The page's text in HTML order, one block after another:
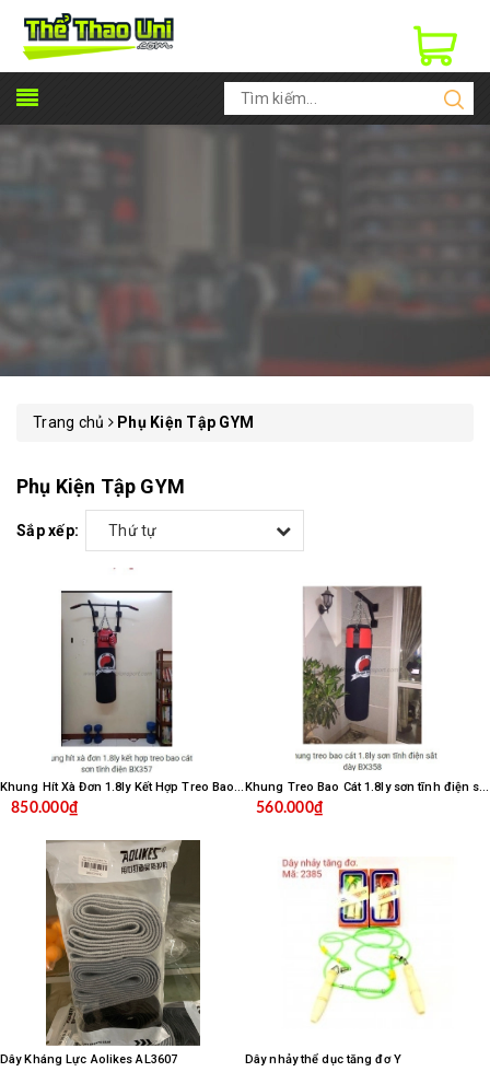
Trang chủ Phụ Kiện Tập GYM
Phụ Kiện Tập GYM
Sắp xếp: Thứ tự
Khung Hít Xà Đơn 1.8ly Kết Hợp Treo Bao Cát Sơn Tĩnh Điện BX357
850.000₫
Khung Treo Bao Cát 1.8ly sơn tĩnh điện sắt dày BX358
560.000₫
Dây Kháng Lực Aolikes AL3607 Dây nhảy thể dục tăng đơ Y